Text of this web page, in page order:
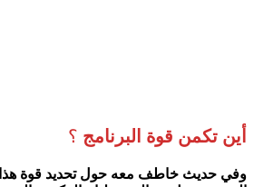
أين تكمن قوة البرنامج ؟
وفي حديث خاطف معه حول تحديد قوة هذا